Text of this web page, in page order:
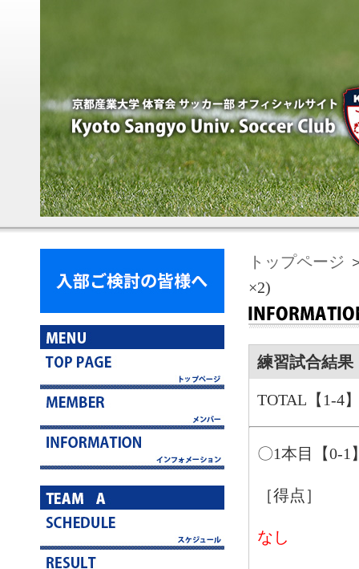
トップページ
×2)
練習試合結
TOTAL【1-4
〇1本目【0-1
［得点］
なし